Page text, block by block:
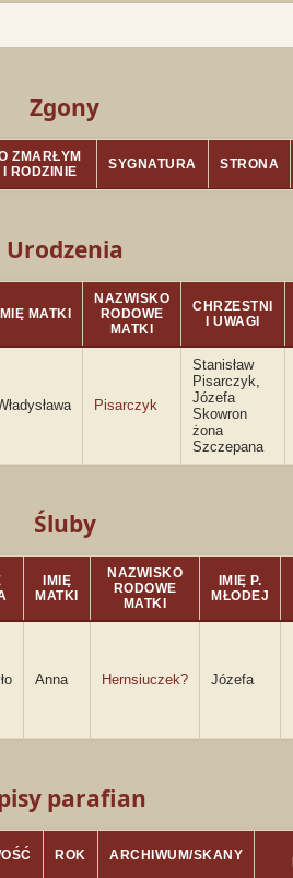
Zgony
ZMARŁYM
I RODZINIE
SYGNATURA STRONA
Urodzenia
IMIĘ MATKI
NAZWISKO
RODOWE
MATKI
CHRZESTNI
I UWAGI
Pisarczyk
Stanisław
Pisarczyk,
Józefa
Skowron
żona
Szczepana
Śluby
IMIĘ
MATKI
NAZWISKO
RODOWE
MATKI
IMIĘ P.
MŁODEJ
Anna Hernsiuczek? Józefa
parafian
ROK ARCHIWUM/SKANY